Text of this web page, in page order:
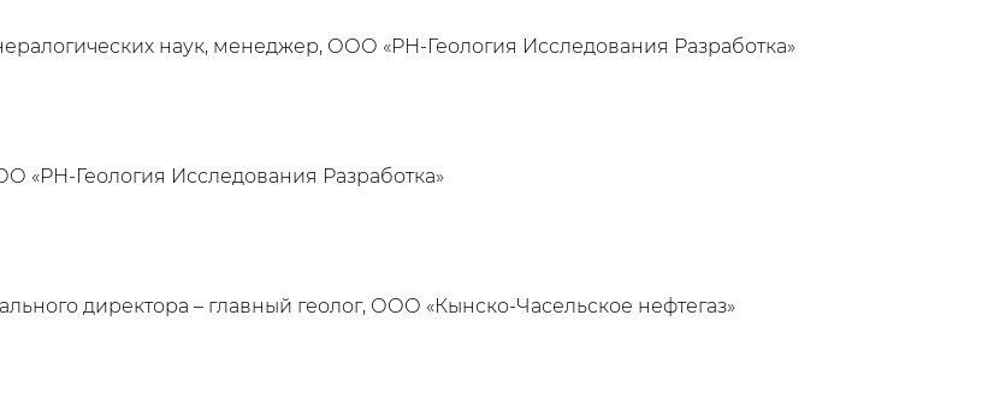
наук, менеджер, ООО «РН-Геология Исследования Разработка»
«РН-Геология Исследования Разработка»
директора – главный геолог, ООО «Кынско-Часельское нефтегаз»